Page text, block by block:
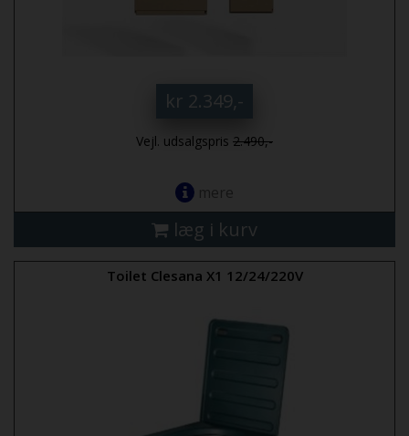
kr 2.349,-
Vejl. udsalgspris 2.490,-
mere
læg i kurv
Toilet Clesana X1 12/24/220V